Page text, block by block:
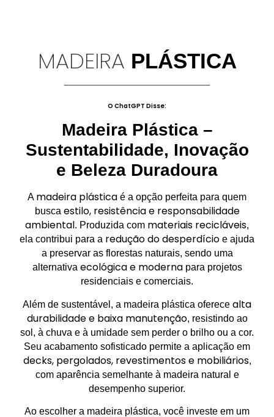
MADEIRA PLÁSTICA
O ChatGPT Disse:
Madeira Plástica –
Sustentabilidade, Inovação
e Beleza Duradoura
A madeira plástica é a opção perfeita para quem
busca estilo, resistência e responsabilidade
ambiental. Produzida com materiais recicláveis,
ela contribui para a redução do desperdício e ajuda
a preservar as florestas naturais, sendo uma
alternativa ecológica e modernapara projetos
residenciais e comerciais.
Além de sustentável, a madeira plástica oferece alta
durabilidade e baixa manutenção, resistindo ao
sol, à chuva e à umidade sem perder o brilho ou a cor.
Seu acabamento sofisticado permite a aplicação em
decks, pergolados, revestimentos e mobiliários,
com aparência semelhante à madeira natural e
desempenho superior.
Ao escolher a madeira plástica, você investe em um